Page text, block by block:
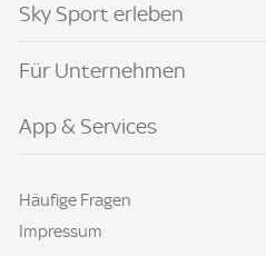
Sky Sport erleben
Für Unternehmen
App & Services
Häufige Fragen
Impressum